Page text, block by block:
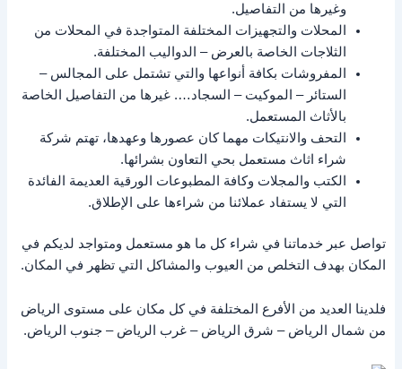
وغيرها من التفاصيل.
المحلات والتجهيزات المختلفة المتواجدة في المحلات من
الثلاجات الخاصة بالعرض – الدواليب المختلفة.
المفروشات بكافة أنواعها والتي تشتمل على المجالس –
الستائر – الموكيت – السجاد…. غيرها من التفاصيل الخاصة
بالأثاث المستعمل.
التحف والانتيكات مهما كان عصورها وعهدها، تهتم شركة
شراء اثاث مستعمل بحي التعاون بشرائها.
الكتب والمجلات وكافة المطبوعات الورقية العديمة الفائدة
التي لا يستفاد عملائنا من شراءها على الإطلاق.
تواصل عبر خدماتنا في شراء كل ما هو مستعمل ومتواجد لديكم في
المكان بهدف التخلص من العيوب والمشاكل التي تظهر في المكان.
فلدينا العديد من الأفرع المختلفة في كل مكان على مستوى الرياض
من شمال الرياض – شرق الرياض – غرب الرياض – جنوب الرياض.